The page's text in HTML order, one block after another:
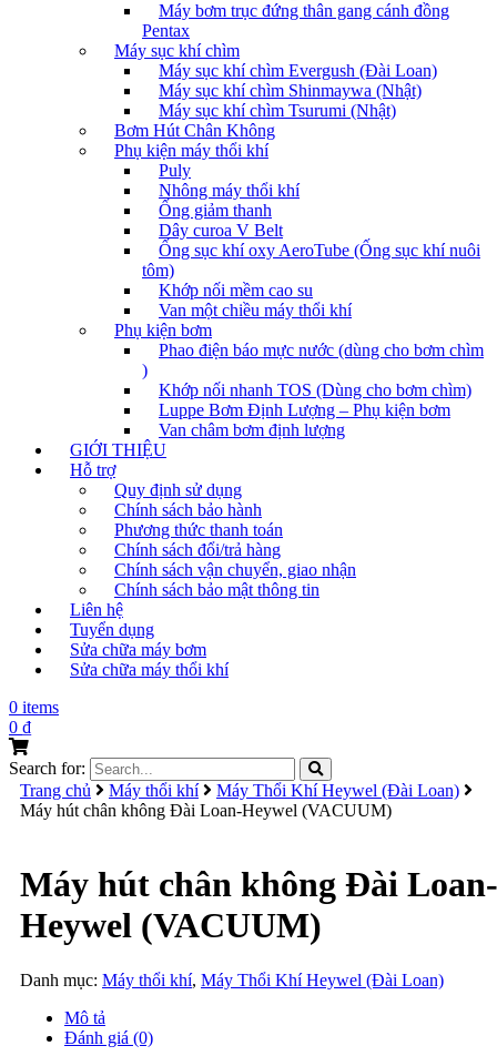
Máy bơm trục đứng thân gang cánh đồng
Pentax
Máy sục khí chìm
Máy sục khí chìm Evergush (Đài Loan)
Máy sục khí chìm Shinmaywa (Nhật)
Máy sục khí chìm Tsurumi (Nhật)
Bơm Hút Chân Không
Phụ kiện máy thổi khí
Puly
Nhông máy thổi khí
Ống giảm thanh
Dây curoa V Belt
Ống sục khí oxy AeroTube (Ống sục khí nuôi
tôm)
Khớp nối mềm cao su
Van một chiều máy thổi khí
Phụ kiện bơm
Phao điện báo mực nước (dùng cho bơm chìm
)
Khớp nối nhanh TOS (Dùng cho bơm chìm)
Luppe Bơm Định Lượng – Phụ kiện bơm
Van châm bơm định lượng
GIỚI THIỆU
Hỗ trợ
Quy định sử dụng
Chính sách bảo hành
Phương thức thanh toán
Chính sách đổi/trả hàng
Chính sách vận chuyển, giao nhận
Chính sách bảo mật thông tin
Liên hệ
Tuyển dụng
Sửa chữa máy bơm
Sửa chữa máy thổi khí
0 items
0 ₫
Search for:
Trang chủ
Máy thổi khí
Máy Thổi Khí Heywel (Đài Loan)
Máy hút chân không Đài Loan-Heywel (VACUUM)
Máy hút chân không Đài Loan-
Heywel (VACUUM)
Danh mục: Máy thổi khí, Máy Thổi Khí Heywel (Đài Loan)
Mô tả
Đánh giá (0)